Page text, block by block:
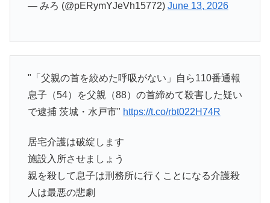
— みろ (@pERymYJeVh15772) June 13, 2026
"「父親の首を絞めた呼吸がない」自ら110番通報
息子（54）を父親（88）の首締めて殺害した疑い
で逮捕 茨城・水戸市" https://t.co/rbt022H74R
居宅介護は破綻します
施設入所させましょう
親を殺して息子は刑務所に行くことになる介護殺
人は最悪の悲劇